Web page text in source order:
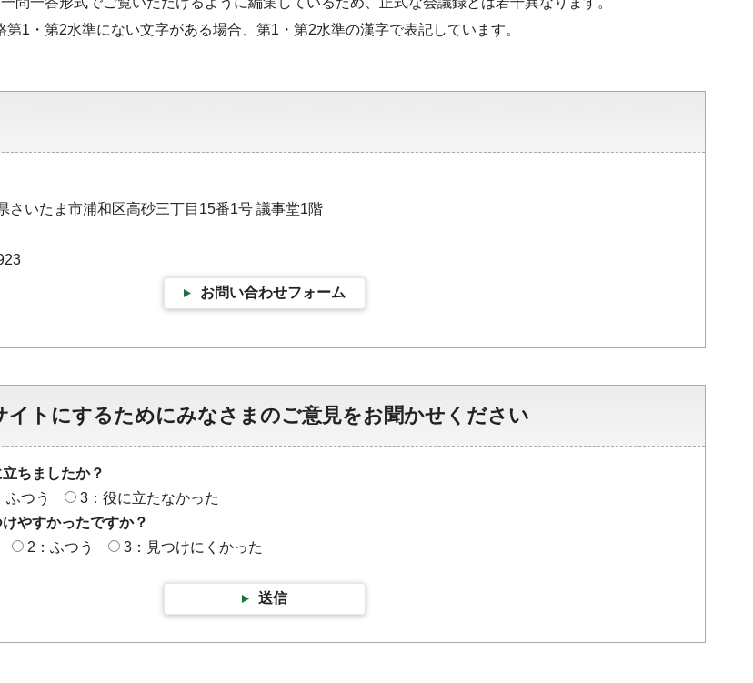
第1・第2水準にない文字がある場合、第1・第2水準の漢字で表記しています。
さいたま市浦和区高砂三丁目15番1号 議事堂1階
お問い合わせフォーム
イトにするためにみなさまのご意見をお聞かせください
ちましたか？
ふつう
3：役に立たなかった
やすかったですか？
2：ふつう 3：見つけにくかった
送信